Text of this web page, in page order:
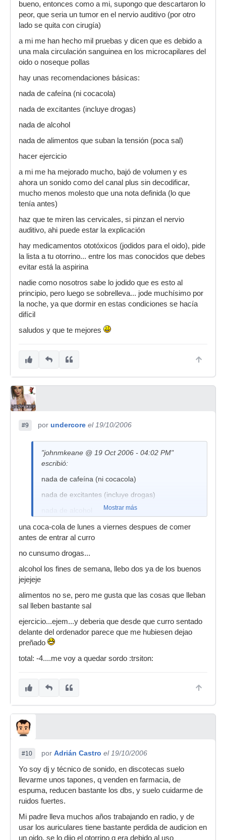
bueno, entonces como a mi, supongo que descartaron lo
peor, que seria un tumor en el nervio auditivo (por otro
lado se quita con cirugía)
a mi me han hecho mil pruebas y dicen que es debido a
una mala circulación sanguinea en los microcapilares del
oido o noseque pollas
hay unas recomendaciones básicas:
nada de cafeína (ni cocacola)
nada de excitantes (incluye drogas)
nada de alcohol
nada de alimentos que suban la tensión (poca sal)
hacer ejercicio
a mi me ha mejorado mucho, bajó de volumen y es
ahora un sonido como del canal plus sin decodificar,
mucho menos molesto que una nota definida (lo que
tenía antes)
haz que te miren las cervicales, si pinzan el nervio
auditivo, ahi puede estar la explicación
hay medicamentos ototóxicos (jodidos para el oido), pide
la lista a tu otorrino... entre los mas conocidos que debes
evitar está la aspirina
nadie como nosotros sabe lo jodido que es esto al
principio, pero luego se sobrelleva... jode muchísimo por
la noche, ya que dormir en estas condiciones se hacía
difícil
saludos y que te mejores
#9 por undercore el 19/10/2006
"johnmkeane @ 19 Oct 2006 - 04:02 PM"
escribió:
nada de cafeína (ni cocacola)
nada de excitantes (incluye drogas)
nada de alimentos que suban la tensión (poca
sal)
hacer ejercicio
Mostrar más
una coca-cola de lunes a viernes despues de comer
antes de entrar al curro
no cunsumo drogas...
alcohol los fines de semana, llebo dos ya de los buenos
jejejeje
alimentos no se, pero me gusta que las cosas que lleban
sal lleben bastante sal
ejercicio...ejem...y deberia que desde que curro sentado
delante del ordenador parece que me hubiesen dejao
preñado
total: -4....me voy a quedar sordo :trsiton:
#10 por Adrián Castro el 19/10/2006
Yo soy dj y técnico de sonido, en discotecas suelo
llevarme unos tapones, q venden en farmacia, de
espuma, reducen bastante los dbs, y suelo cuidarme de
ruidos fuertes.
Mi padre lleva muchos años trabajando en radio, y de
usar los auriculares tiene bastante perdida de audicion en
un oido, se lo dijo el otorrino q era debido al uso